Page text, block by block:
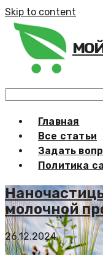
Skip to content
Главная
Все статьи
Задать
Политика
молочной
26.12.2024